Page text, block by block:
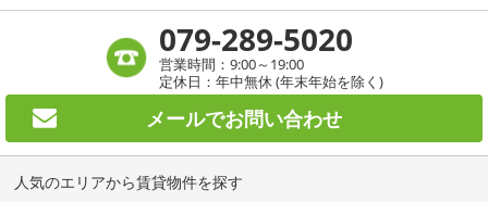
079-289-5020
営業時間：9:00～19:00
定休日：年中無休 (年末年始を除く)
メールでお問い合わせ
人気のエリアから賃貸物件を探す